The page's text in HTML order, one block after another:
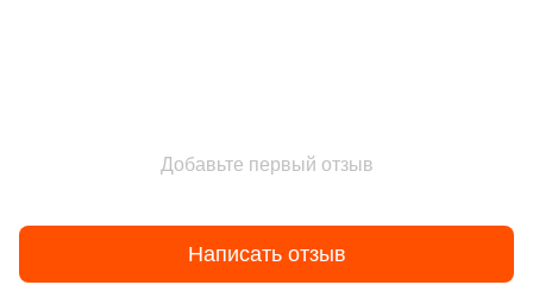
Добавьте первый отзыв
Написать отзыв